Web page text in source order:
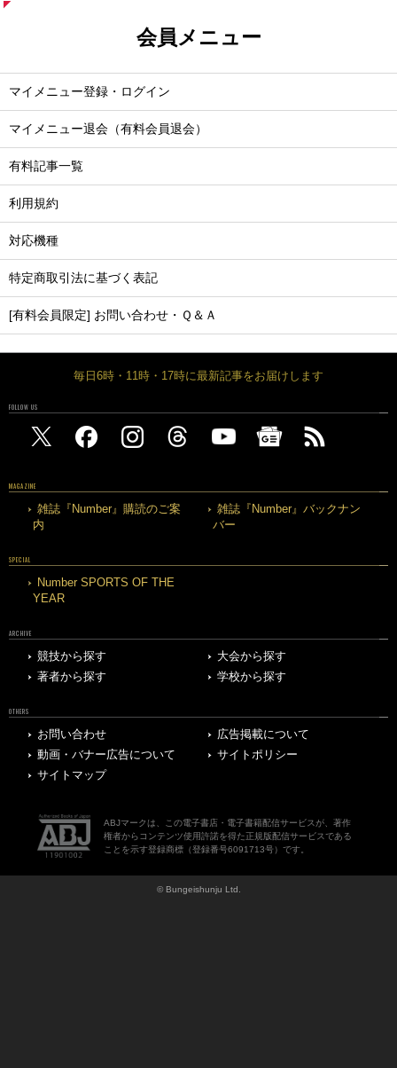
会員メニュー
マイメニュー登録・ログイン
マイメニュー退会（有料会員退会）
有料記事一覧
利用規約
対応機種
特定商取引法に基づく表記
[有料会員限定] お問い合わせ・Ｑ＆Ａ
毎日6時・11時・17時に最新記事をお届けします
FOLLOW US
MAGAZINE
雑誌『Number』購読のご案
内
雑誌『Number』バックナン
バー
SPECIAL
Number SPORTS OF THE
YEAR
ARCHIVE
競技から探す
大会から探す
著者から探す
学校から探す
OTHERS
お問い合わせ
広告掲載について
動画・バナー広告について
サイトポリシー
サイトマップ
ABJマークは、この電子書店・電子書籍配信サービスが、著作
権者からコンテンツ使用許諾を得た正規版配信サービスである
ことを示す登録商標（登録番号6091713号）です。
© Bungeishunju Ltd.